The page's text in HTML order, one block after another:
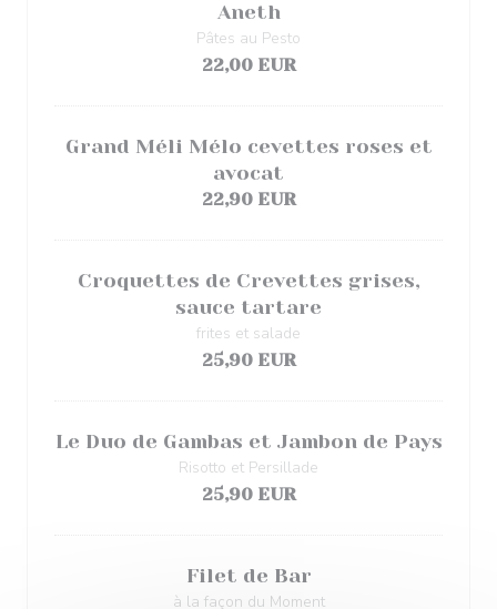
Aneth
Pâtes au Pesto
22,00 EUR
Grand Méli Mélo cevettes roses et
avocat
22,90 EUR
Croquettes de Crevettes grises,
sauce tartare
frites et salade
25,90 EUR
Le Duo de Gambas et Jambon de Pays
Risotto et Persillade
25,90 EUR
Filet de Bar
à la façon du Moment